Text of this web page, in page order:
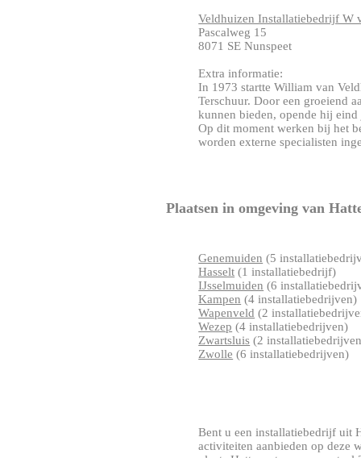
Veldhuizen Installatiebedrijf W
Pascalweg 15
8071 SE Nunspeet
Extra informatie:
In 1973 startte William van
Terschuur. Door een groeiend
kunnen bieden, opende hij
Op dit moment werken bij het
worden externe specialisten
Plaatsen in omgeving van
Genemuiden (5
Hasselt (1 installatiebedrijf)
IJsselmuiden (6
Kampen (4 installatiebedrijven)
Wapenveld (2
Wezep (4 installatiebedrijven)
Zwartsluis (2
Zwolle (6 installatiebedrijven)
Bent u een installatiebedrijf uit
activiteiten aanbieden op deze